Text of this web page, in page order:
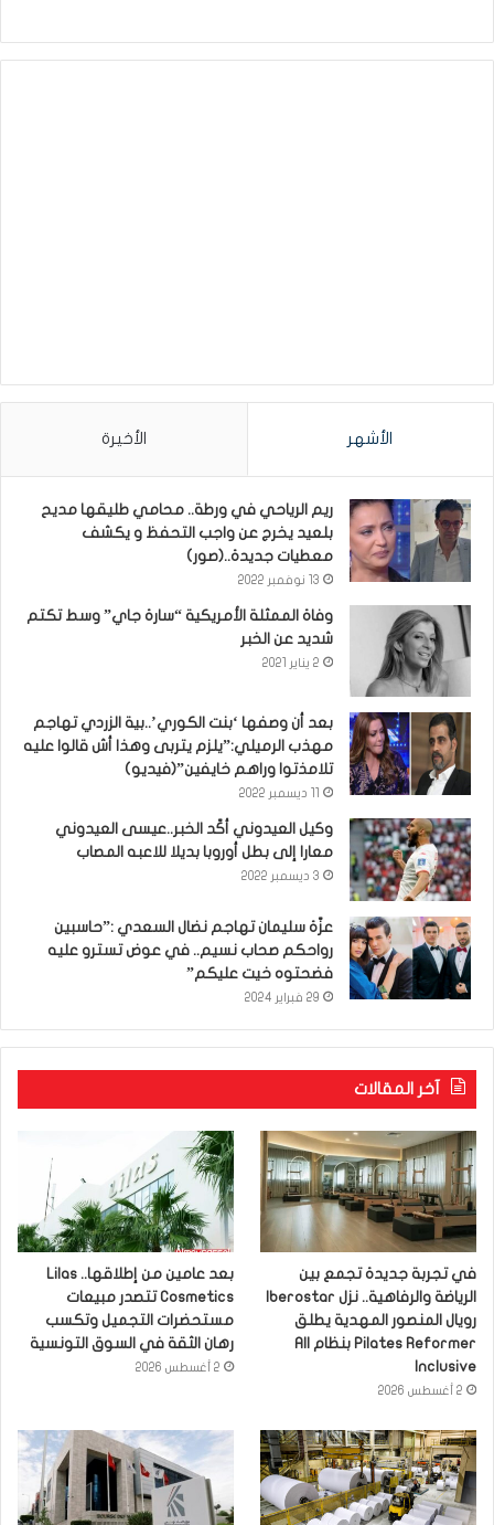
الأشهر الأخيرة
ريم الرياحي في ورطة.. محامي طليقها مديح
بلعيد يخرج عن واجب التحفظ و يكشف
معطيات جديدة..(صور)
13 نوفمبر 2022
وفاة الممثلة الأمريكية “سارة جاي” وسط تكتم
شديد عن الخبر
2 يناير 2021
بعد أن وصفها ‘بنت الكوري’..بية الزردي تهاجم
مهذب الرميلي:”يلزم يتربى وهذا أش قالوا عليه
تلامذتوا وراهم خايفين”(فيديو)
وكيل العيدوني أكّد الخبر..عيسى العيدوني
معارا إلى بطل أوروبا بديلا للاعبه المصاب
3 ديسمبر 2022
عزّة سليمان تهاجم نضال السعدي :”حاسبين
رواحكم صحاب نسيم.. في عوض تسترو عليه
فضحتوه خيت عليكم”
29 فبراير 2024
آخر المقالات
في تجربة جديدة تجمع بين
رويال المنصور المهدية يطلق
Pilates Reformer بنظام All
Inclusive
2 أغسطس 2026
بعد عامين من إطلاقها.. Lilas
Cosmetics تتصدر مبيعات
مستحضرات التجميل وتكسب
رهان الثقة في السوق التونسية
2 أغسطس 2026